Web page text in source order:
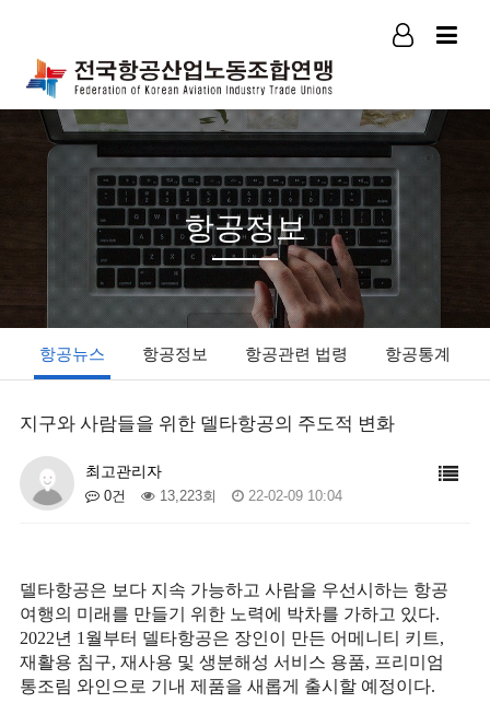
항공정보
항공뉴스 항공정보 항공관련 법령 항공통계
지구와 사람들을 위한 델타항공의 주도적 변화
최고관리자
0건 13,223회 22-02-09 10:04
델타항공은 보다 지속 가능하고 사람을 우선시하는 항공
여행의 미래를 만들기 위한 노력에 박차를 가하고 있다.
2022년 1 월부터 델타항공은 장인이 만든 어메니티 키트,
재활용 침구, 재사용 및 생분해성 서비스 용품, 프리미엄
통조림 와인으로 기내 제품을 새롭게 출시할 예정이다.